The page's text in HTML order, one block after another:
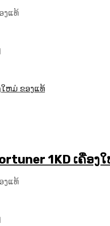
ງແທ້
1KD ເຄື່ອງ
ງແທ້